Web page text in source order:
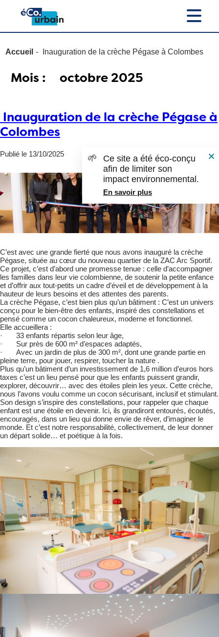
Accueil Inauguration de la crèche Pégase à Colombes
Mois : octobre 2025
Inauguration de la crèche Pégase à
Colombes
Publié le 13/10/2025
C’est avec une grande fierté que nous avons inauguré la crèche
Pégase, située au cœur du nouveau quartier de la ZAC Arc Sportif.
Ce projet, c’est d’abord une promesse tenue : celle d’accompagner
les familles dans leur vie colombienne, de soutenir la petite enfance
et d’offrir aux tout-petits un cadre d’éveil et de développement à la
hauteur de leurs besoins et des attentes des parents.
La crèche Pégase, c’est bien plus qu’un bâtiment : C’est un univers
conçu pour le bien-être des enfants, inspiré des constellations et
pensé comme un cocon chaleureux, moderne et fonctionnel.
Elle accueillera :
· 33 enfants répartis selon leur âge,
· Sur près de 600 m² d’espaces adaptés,
· Avec un jardin de plus de 300 m², dont une grande partie en
pleine terre, pour jouer, respirer, toucher la nature .
Plus qu’un bâtiment d’un investissement de 1,6 million d’euros hors
taxes c’est un lieu pensé pour que les enfants puissent grandir,
explorer, découvrir… avec des étoiles plein les yeux. Cette crèche,
nous l’avons voulu comme un cocon sécurisant, inclusif et stimulant.
Son design s’inspire des constellations, pour rappeler que chaque
enfant est une étoile en devenir. Ici, ils grandiront entourés, écoutés,
encouragés, dans un lieu qui donne envie de rêver, d’imaginer le
monde. Et c’est notre responsabilité, collectivement, de leur donner
un départ solide… et poétique à la fois.
🌱
Ce site a été éco-conçu
afin de limiter son
impact environnemental.
En savoir plus